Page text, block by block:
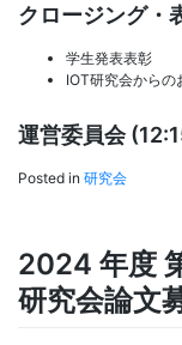
クロージング・
学生発表表彰
IOT研究会からの
運営委員会
Posted in 研究会
2024 年度
研究会論文